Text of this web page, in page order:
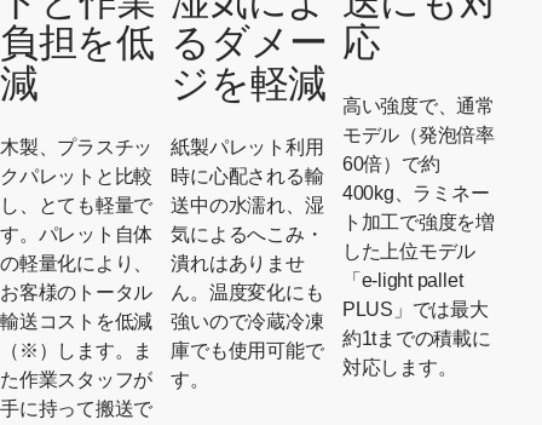
負担を低
減
木製、プラスチッ
クパレットと比較
し、とても軽量で
す。パレット自体
の軽量化により、
お客様のトータル
輸送コストを低減
（※）します。ま
た作業スタッフが
手に持って搬送で
るダメー
ジを軽減
紙製パレット利用
時に心配される輸
送中の水濡れ、湿
気によるへこみ・
潰れはありませ
ん。温度変化にも
強いので冷蔵冷凍
庫でも使用可能で
す。
応
高い強度で、通常
モデル（発泡倍率
60倍）で約
400kg、ラミネー
ト加工で強度を増
した上位モデル
「e-light pallet
PLUS」では最大
約1tまでの積載に
対応します。